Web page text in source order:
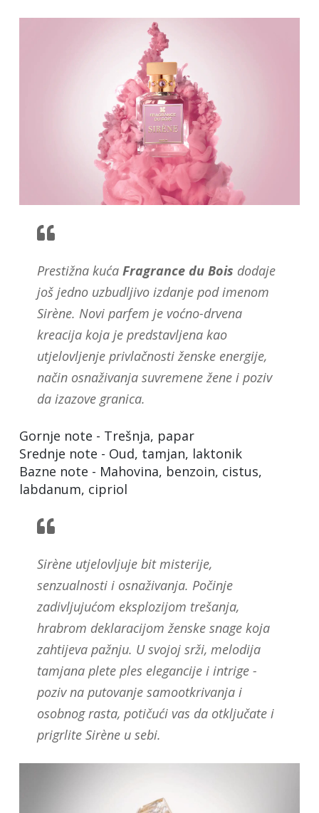
Prestižna kuća Fragrance du Bois dodaje
još jedno uzbudljivo izdanje pod imenom
Sirène. Novi parfem je voćno-drvena
kreacija koja je predstavljena kao
utjelovljenje privlačnosti ženske energije,
način osnaživanja suvremene žene i poziv
da izazove granica.
Gornje note - Trešnja, papar
Srednje note - Oud, tamjan, laktonik
Bazne note - Mahovina, benzoin, cistus,
labdanum, cipriol
Sirène utjelovljuje bit misterije,
senzualnosti i osnaživanja. Počinje
zadivljujućom eksplozijom trešanja,
hrabrom deklaracijom ženske snage koja
zahtijeva pažnju. U svojoj srži, melodija
tamjana plete ples elegancije i intrige -
poziv na putovanje samootkrivanja i
osobnog rasta, potičući vas da otključate i
prigrlite Sirène u sebi.